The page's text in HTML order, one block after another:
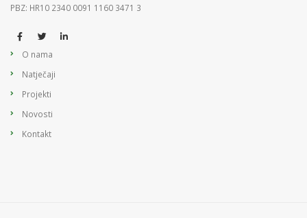
PBZ: HR10 2340 0091 1160 3471 3
O nama
Natječaji
Projekti
Novosti
Kontakt